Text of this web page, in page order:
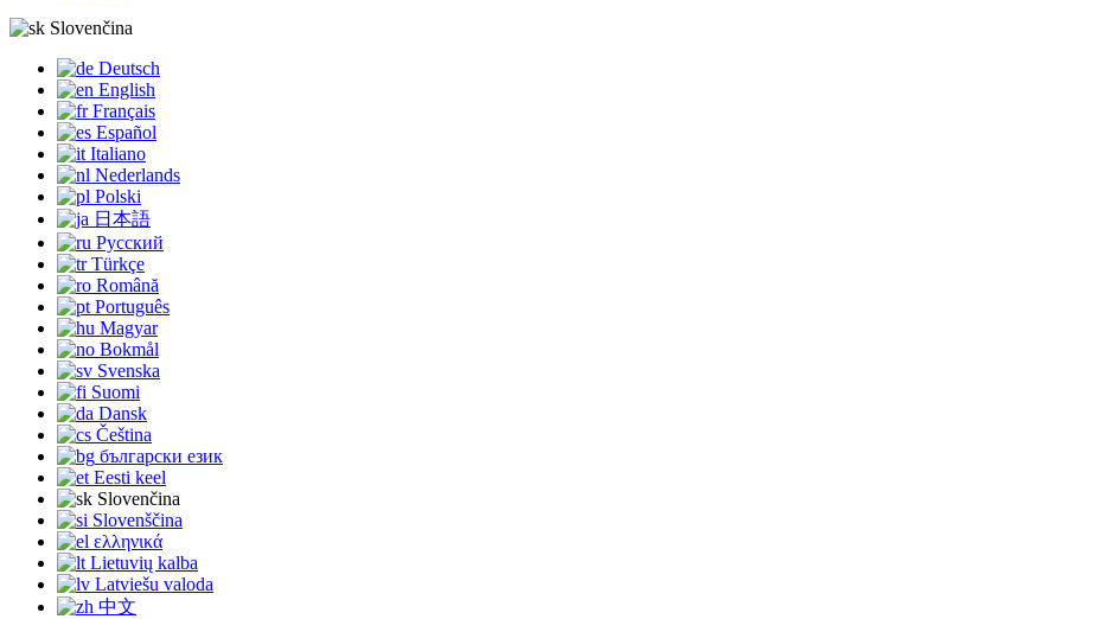
Slovenčina
Deutsch
English
Français
Español
Italiano
Nederlands
Polski
日本語
Русский
Türkçe
Română
Português
Magyar
Bokmål
Svenska
Suomi
Dansk
Čeština
български език
Eesti keel
Slovenčina
Slovenščina
ελληνικά
Lietuvių kalba
Latviešu valoda
中文